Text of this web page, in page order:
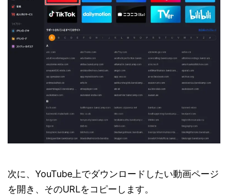
次に、YouTube上でダウンロードしたい動画ページ
を開き、そのURLをコピーします。